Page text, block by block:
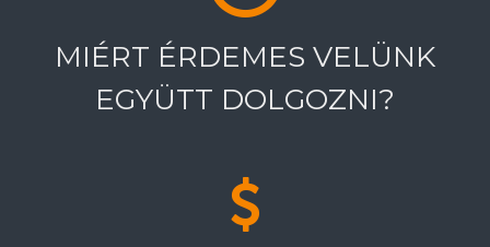
MIÉRT ÉRDEMES VELÜNK
EGYÜTT DOLGOZNI?